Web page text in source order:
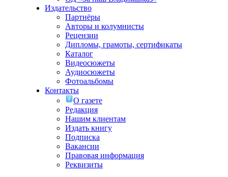
Издательство
Партнёры
Авторы и колумнисты
Рецензии
Дипломы, грамоты, сертификаты
Каталог
Видеосюжеты
Аудиосюжеты
Фотоальбомы
Контакты
О газете
Редакция
Нашим клиентам
Издать книгу
Подписка
Вакансии
Правовая информация
Реквизиты